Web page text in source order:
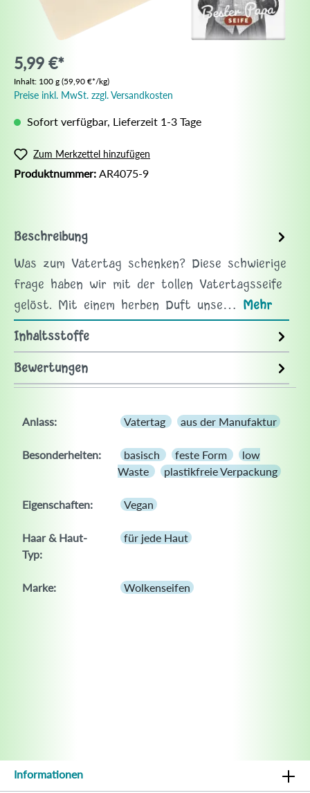
5,99 €*
Inhalt: 100 g (59,90 €*/kg)
Preise inkl. MwSt. zzgl. Versandkosten
Sofort verfügbar, Lieferzeit 1-3 Tage
Zum Merkzettel hinzufügen
Produktnummer: AR4075-9
Beschreibung
Was zum Vatertag schenken? Diese schwierige
Frage haben wir mit der tollen Vatertagsseife
gelöst. Mit einem herben Duft unse… Mehr
Inhaltsstoffe
Bewertungen
Anlass: Vatertag aus der Manufaktur
Besonderheiten: basisch feste Form
low
Waste
plastikfreie Verpackung
Eigenschaften: Vegan
Haar & Haut-
Typ:
für jede Haut
Marke: Wolkenseifen
Informationen